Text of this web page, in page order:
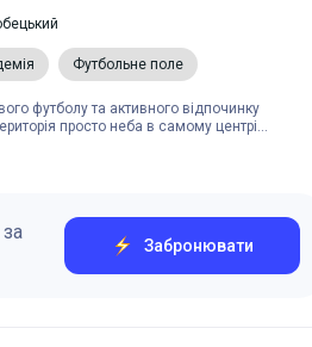
Футбольне поле
футболу та активного відпочинку
просто неба в самому центрі...
Забронювати